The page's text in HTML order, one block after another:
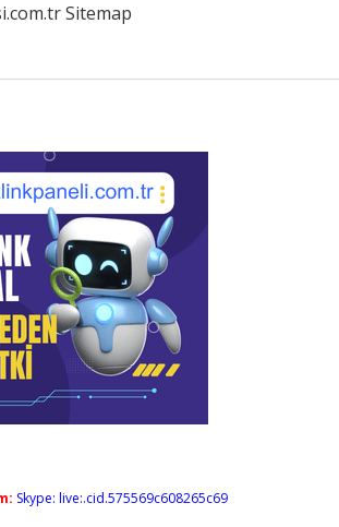
Sitemap
Skype: live:.cid.575569c608265c69